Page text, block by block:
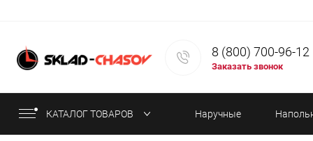
8 (800) 700-96-12
Заказать звонок
КАТАЛОГ ТОВАРОВ Наручные